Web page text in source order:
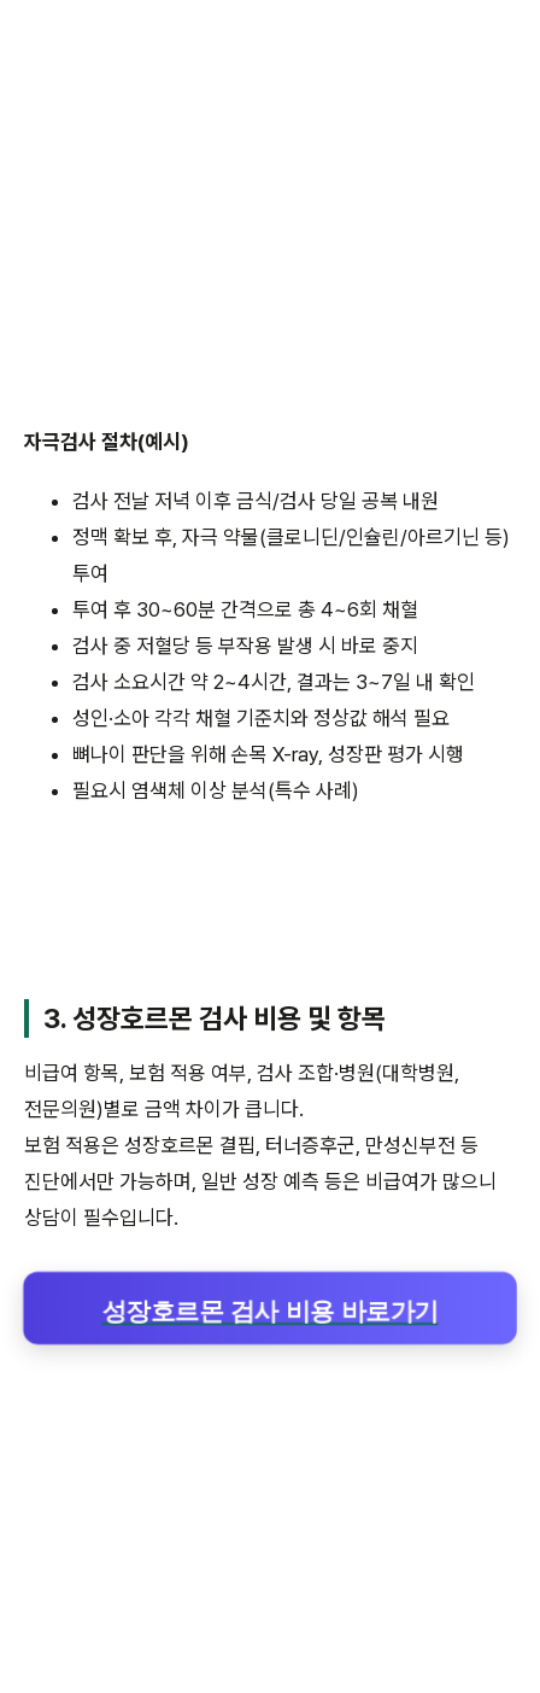
자극검사 절차(예시)
검사 전날 저녁 이후 금식/검사 당일 공복 내원
정맥 확보 후, 자극 약물(클로니딘/인슐린/아르기닌 등)
투여
투여 후 30~60분 간격으로 총 4~6회 채혈
검사 중 저혈당 등 부작용 발생 시 바로 중지
검사 소요시간 약 2~4시간, 결과는 3~7일 내 확인
성인·소아 각각 채혈 기준치와 정상값 해석 필요
뼈나이 판단을 위해 손목 X-ray, 성장판 평가 시행
필요시 염색체 이상 분석(특수 사례)
3. 성장호르몬 검사 비용 및 항목
비급여 항목, 보험 적용 여부, 검사 조합·병원(대학병원,
전문의원)별로 금액 차이가 큽니다.
보험 적용은 성장호르몬 결핍, 터너증후군, 만성신부전 등
진단에서만 가능하며, 일반 성장 예측 등은 비급여가 많으니
상담이 필수입니다.
성장호르몬 검사 비용 바로가기